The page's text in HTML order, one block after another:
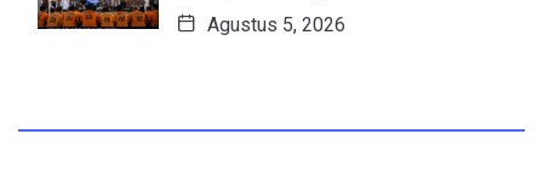
Agustus 5, 2026